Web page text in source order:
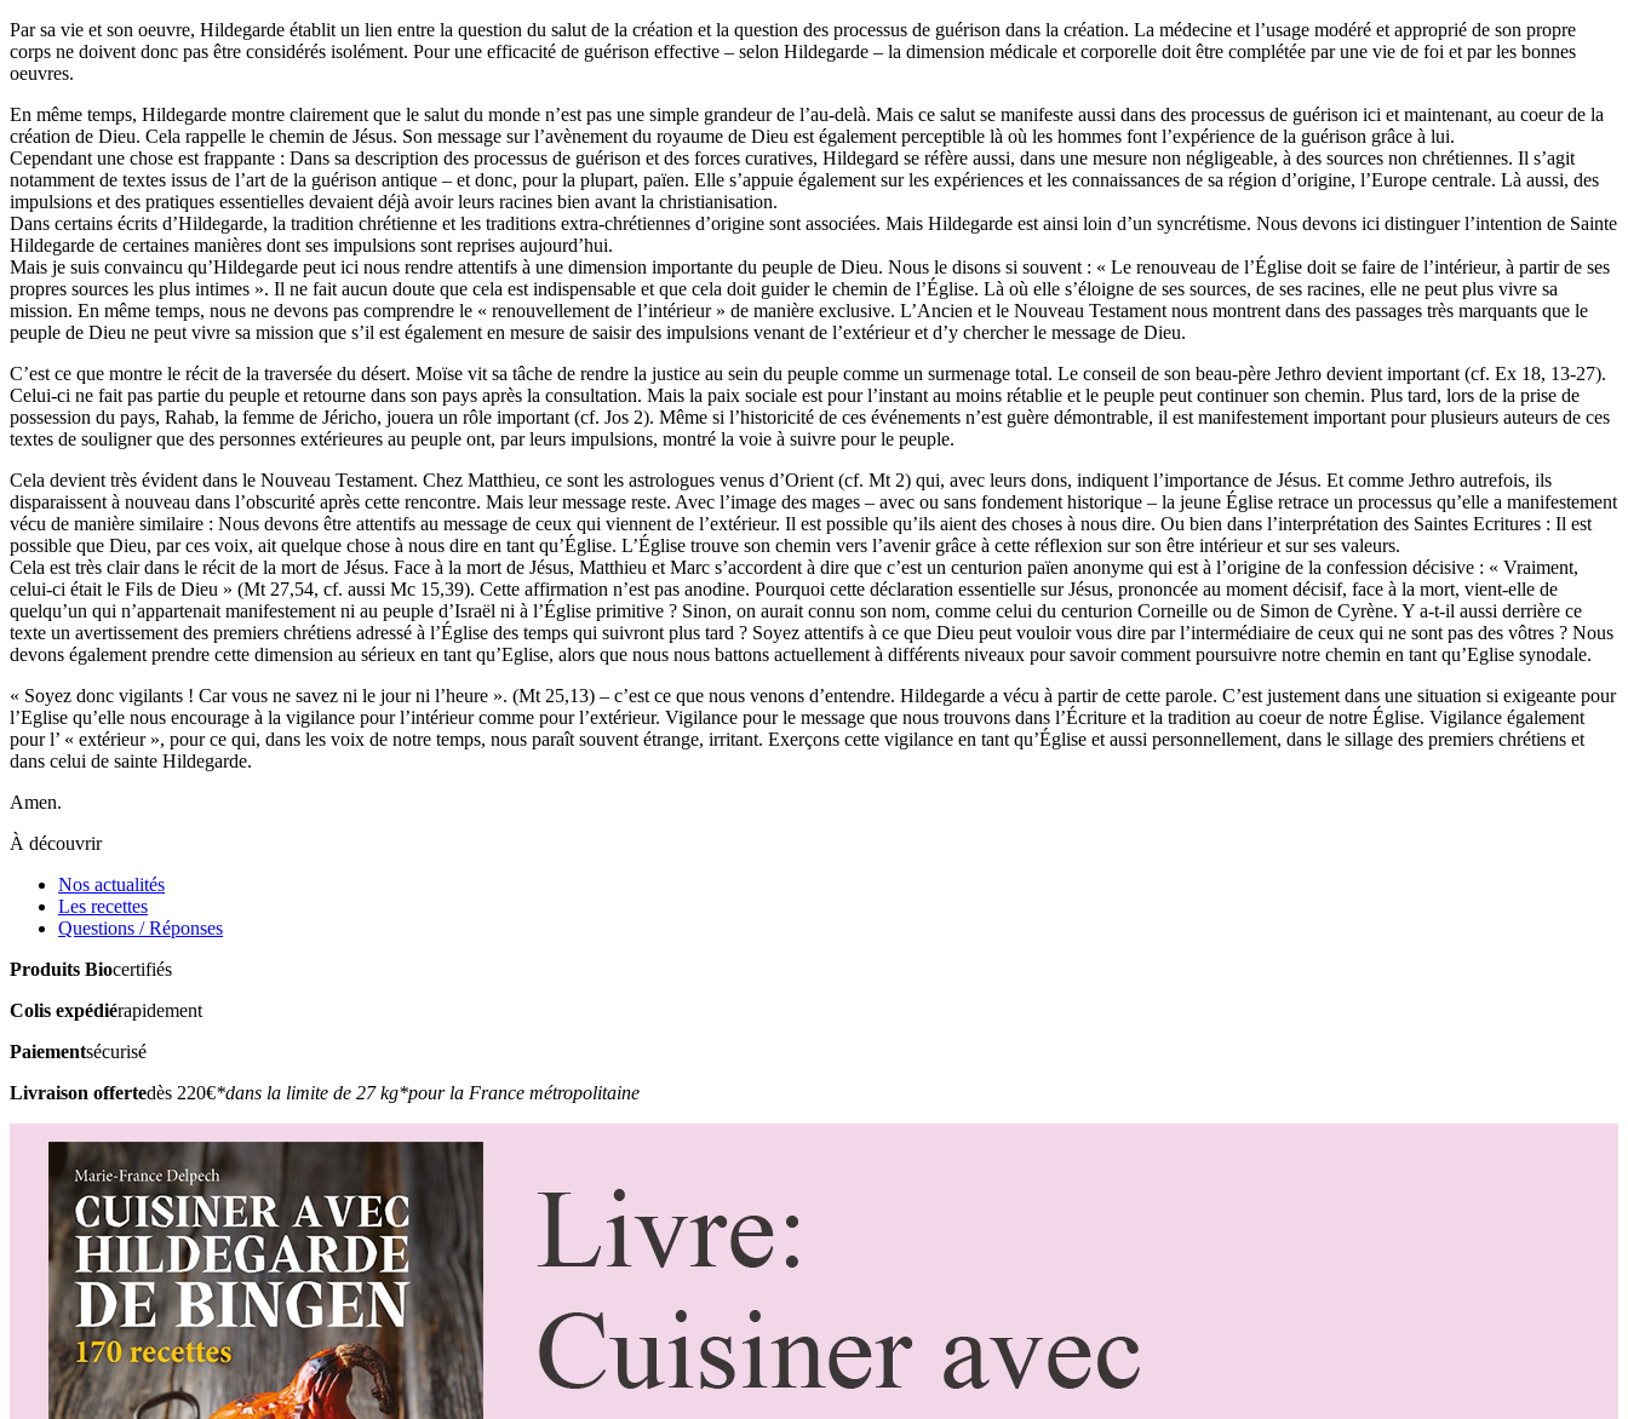
Par sa vie et son oeuvre, Hildegarde établit un lien entre la question du salut de la création et la question des processus de guérison dans la création. La médecine et l’usage modéré et approprié de son propre
corps ne doivent donc pas être considérés isolément. Pour une efficacité de guérison effective – selon Hildegarde – la dimension médicale et corporelle doit être complétée par une vie de foi et par les bonnes
oeuvres.
En même temps, Hildegarde montre clairement que le salut du monde n’est pas une simple grandeur de l’au-delà. Mais ce salut se manifeste aussi dans des processus de guérison ici et maintenant, au coeur de la
création de Dieu. Cela rappelle le chemin de Jésus. Son message sur l’avènement du royaume de Dieu est également perceptible là où les hommes font l’expérience de la guérison grâce à lui.
Cependant une chose est frappante : Dans sa description des processus de guérison et des forces curatives, Hildegard se réfère aussi, dans une mesure non négligeable, à des sources non chrétiennes. Il s’agit
notamment de textes issus de l’art de la guérison antique – et donc, pour la plupart, païen. Elle s’appuie également sur les expériences et les connaissances de sa région d’origine, l’Europe centrale. Là aussi, des
impulsions et des pratiques essentielles devaient déjà avoir leurs racines bien avant la christianisation.
Dans certains écrits d’Hildegarde, la tradition chrétienne et les traditions extra-chrétiennes d’origine sont associées. Mais Hildegarde est ainsi loin d’un syncrétisme. Nous devons ici distinguer l’intention de Sainte
Hildegarde de certaines manières dont ses impulsions sont reprises aujourd’hui.
Mais je suis convaincu qu’Hildegarde peut ici nous rendre attentifs à une dimension importante du peuple de Dieu. Nous le disons si souvent : « Le renouveau de l’Église doit se faire de l’intérieur, à partir de ses
propres sources les plus intimes ». Il ne fait aucun doute que cela est indispensable et que cela doit guider le chemin de l’Église. Là où elle s’éloigne de ses sources, de ses racines, elle ne peut plus vivre sa
mission. En même temps, nous ne devons pas comprendre le « renouvellement de l’intérieur » de manière exclusive. L’Ancien et le Nouveau Testament nous montrent dans des passages très marquants que le
peuple de Dieu ne peut vivre sa mission que s’il est également en mesure de saisir des impulsions venant de l’extérieur et d’y chercher le message de Dieu.
C’est ce que montre le récit de la traversée du désert. Moïse vit sa tâche de rendre la justice au sein du peuple comme un surmenage total. Le conseil de son beau-père Jethro devient important (cf. Ex 18, 13-27).
Celui-ci ne fait pas partie du peuple et retourne dans son pays après la consultation. Mais la paix sociale est pour l’instant au moins rétablie et le peuple peut continuer son chemin. Plus tard, lors de la prise de
possession du pays, Rahab, la femme de Jéricho, jouera un rôle important (cf. Jos 2). Même si l’historicité de ces événements n’est guère démontrable, il est manifestement important pour plusieurs auteurs de ces
textes de souligner que des personnes extérieures au peuple ont, par leurs impulsions, montré la voie à suivre pour le peuple.
Cela devient très évident dans le Nouveau Testament. Chez Matthieu, ce sont les astrologues venus d’Orient (cf. Mt 2) qui, avec leurs dons, indiquent l’importance de Jésus. Et comme Jethro autrefois, ils
disparaissent à nouveau dans l’obscurité après cette rencontre. Mais leur message reste. Avec l’image des mages – avec ou sans fondement historique – la jeune Église retrace un processus qu’elle a manifestement
vécu de manière similaire : Nous devons être attentifs au message de ceux qui viennent de l’extérieur. Il est possible qu’ils aient des choses à nous dire. Ou bien dans l’interprétation des Saintes Ecritures : Il est
possible que Dieu, par ces voix, ait quelque chose à nous dire en tant qu’Église. L’Église trouve son chemin vers l’avenir grâce à cette réflexion sur son être intérieur et sur ses valeurs.
Cela est très clair dans le récit de la mort de Jésus. Face à la mort de Jésus, Matthieu et Marc s’accordent à dire que c’est un centurion païen anonyme qui est à l’origine de la confession décisive : « Vraiment,
celui-ci était le Fils de Dieu » (Mt 27,54, cf. aussi Mc 15,39). Cette affirmation n’est pas anodine. Pourquoi cette déclaration essentielle sur Jésus, prononcée au moment décisif, face à la mort, vient-elle de
quelqu’un qui n’appartenait manifestement ni au peuple d’Israël ni à l’Église primitive ? Sinon, on aurait connu son nom, comme celui du centurion Corneille ou de Simon de Cyrène. Y a-t-il aussi derrière ce
texte un avertissement des premiers chrétiens adressé à l’Église des temps qui suivront plus tard ? Soyez attentifs à ce que Dieu peut vouloir vous dire par l’intermédiaire de ceux qui ne sont pas des vôtres ? Nous
devons également prendre cette dimension au sérieux en tant qu’Eglise, alors que nous nous battons actuellement à différents niveaux pour savoir comment poursuivre notre chemin en tant qu’Eglise synodale.
« Soyez donc vigilants ! Car vous ne savez ni le jour ni l’heure ». (Mt 25,13) – c’est ce que nous venons d’entendre. Hildegarde a vécu à partir de cette parole. C’est justement dans une situation si exigeante pour
l’Eglise qu’elle nous encourage à la vigilance pour l’intérieur comme pour l’extérieur. Vigilance pour le message que nous trouvons dans l’Écriture et la tradition au coeur de notre Église. Vigilance également
pour l’ « extérieur », pour ce qui, dans les voix de notre temps, nous paraît souvent étrange, irritant. Exerçons cette vigilance en tant qu’Église et aussi personnellement, dans le sillage des premiers chrétiens et
dans celui de sainte Hildegarde.
Amen.
À découvrir
Nos actualités
Les recettes
Questions / Réponses
Produits Biocertifiés
Colis expédiérapidement
Paiementsécurisé
Livraison offertedès 220€*dans la limite de 27 kg*pour la France métropolitaine